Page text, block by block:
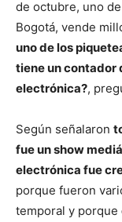
de octubre, uno
Bogotá, vende
uno de los
tiene un contador
electrónica?,
Según señalaron
fue un show
electrónica fue
porque fueron
temporal y porque